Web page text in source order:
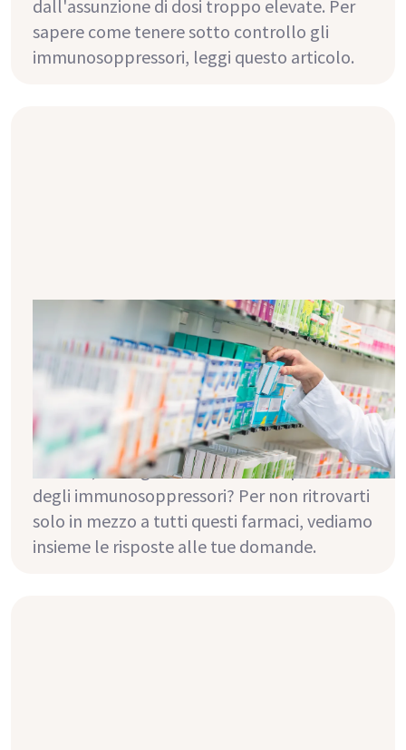
dall'assunzione di dosi troppo elevate. Per
sapere come tenere sotto controllo gli
immunosoppressori, leggi questo articolo.
Ecco perché i farmaci sono così
importanti per il nuovo rene
Ti sei sottoposto con successo a un
trapianto di rene e ora ti chiedi quali siano i
farmaci da prendere dopo il trapianto? Che
dire dei farmaci per la pressione arteriosa e il
diabete, dei leganti fosfatici e del potassio o
degli immunosoppressori? Per non ritrovarti
solo in mezzo a tutti questi farmaci, vediamo
insieme le risposte alle tue domande.